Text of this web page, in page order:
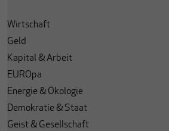
Wirtschaft
Geld
Kapital & Arbeit
EUROpa
Energie & Ökologie
Demokratie & Staat
Geist & Gesellschaft